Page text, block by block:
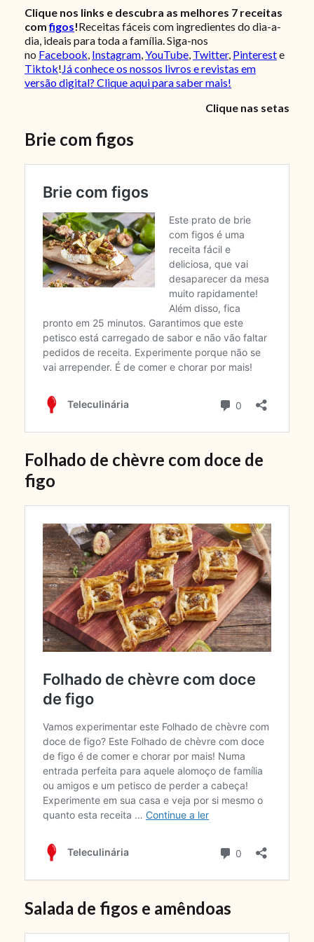
Clique nos links e descubra as melhores 7 receitas
comfigos!Receitas fáceis com ingredientes do dia-a-
dia, ideais para toda a família. Siga-nos
no Facebook, Instagram,YouTube, Twitter, Pintereste
Tiktok!Já conhece os nossos livros e revistas em
versão digital? Clique aqui para saber mais!
Clique nas setas
Brie com figos
Folhado de chèvre com doce de
figo
Salada de figos e amêndoas